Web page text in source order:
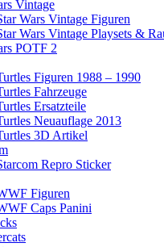
Vintage
Wars Vintage Figuren
Wars Vintage Playsets &
POTF 2
Figuren 1988 – 1990
Fahrzeuge
Ersatzteile
Neuauflage 2013
3D Artikel
Repro Sticker
Figuren
Caps Panini